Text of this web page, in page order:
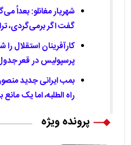
شهریار مغانلو: بعداً
گفت اگر برمی‌گردی،
کارآفرینان استقلال
پرسپولیس در قعر
بمب ایرانی جدید
راه الطلبه، اما یک
پرونده ویژه